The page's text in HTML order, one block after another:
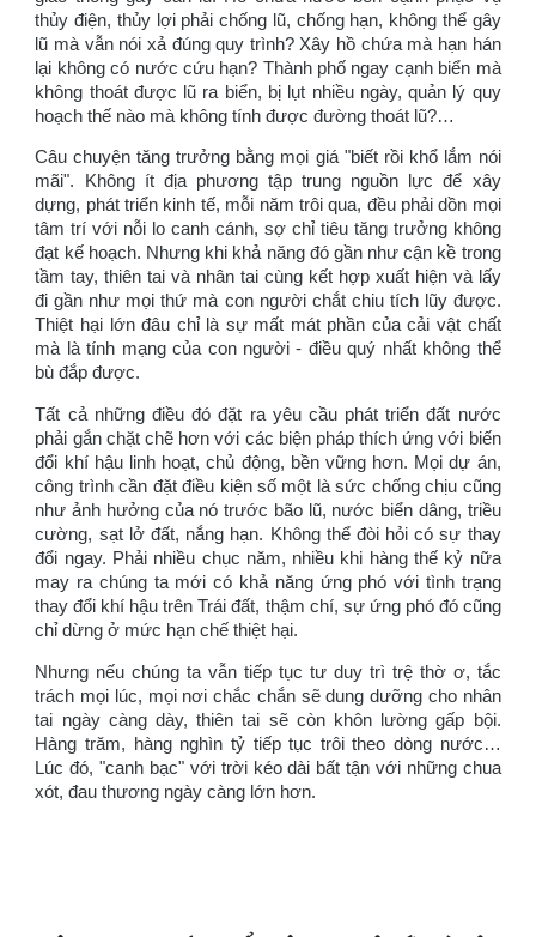
thủy điện, thủy lợi phải chống lũ, chống hạn, không thể gây
lũ mà vẫn nói xả đúng quy trình? Xây hồ chứa mà hạn hán
lại không có nước cứu hạn? Thành phố ngay cạnh biển mà
không thoát được lũ ra biển, bị lụt nhiều ngày, quản lý quy
hoạch thế nào mà không tính được đường thoát lũ?…
Câu chuyện tăng trưởng bằng mọi giá "biết rồi khổ lắm nói
mãi". Không ít địa phương tập trung nguồn lực để xây
dựng, phát triển kinh tế, mỗi năm trôi qua, đều phải dồn mọi
tâm trí với nỗi lo canh cánh, sợ chỉ tiêu tăng trưởng không
đạt kế hoạch. Nhưng khi khả năng đó gần như cận kề trong
tầm tay, thiên tai và nhân tai cùng kết hợp xuất hiện và lấy
đi gần như mọi thứ mà con người chắt chiu tích lũy được.
Thiệt hại lớn đâu chỉ là sự mất mát phần của cải vật chất
mà là tính mạng của con người - điều quý nhất không thể
bù đắp được.
Tất cả những điều đó đặt ra yêu cầu phát triển đất nước
phải gắn chặt chẽ hơn với các biện pháp thích ứng với biến
đổi khí hậu linh hoạt, chủ động, bền vững hơn. Mọi dự án,
công trình cần đặt điều kiện số một là sức chống chịu cũng
như ảnh hưởng của nó trước bão lũ, nước biển dâng, triều
cường, sạt lở đất, nắng hạn. Không thể đòi hỏi có sự thay
đổi ngay. Phải nhiều chục năm, nhiều khi hàng thế kỷ nữa
may ra chúng ta mới có khả năng ứng phó với tình trạng
thay đổi khí hậu trên Trái đất, thậm chí, sự ứng phó đó cũng
chỉ dừng ở mức hạn chế thiệt hại.
Nhưng nếu chúng ta vẫn tiếp tục tư duy trì trệ thờ ơ, tắc
trách mọi lúc, mọi nơi chắc chắn sẽ dung dưỡng cho nhân
tai ngày càng dày, thiên tai sẽ còn khôn lường gấp bội.
Hàng trăm, hàng nghìn tỷ tiếp tục trôi theo dòng nước…
Lúc đó, "canh bạc" với trời kéo dài bất tận với những chua
xót, đau thương ngày càng lớn hơn.